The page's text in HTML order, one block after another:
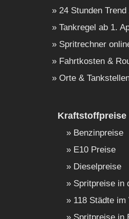
24 Stunden
Tankregel ab 1.
Spritrechner
Fahrtkosten &
Orte &
Kraftstoffpreise
Benzinpreise
E10 Preise
Dieselpreise
Spritpreise in
118 Städte im